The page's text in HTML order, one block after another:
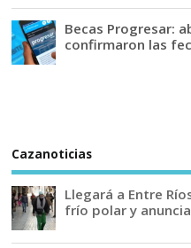
Becas Progresar:
confirmaron las
Cazanoticias
Llegará a Entre
frío polar y